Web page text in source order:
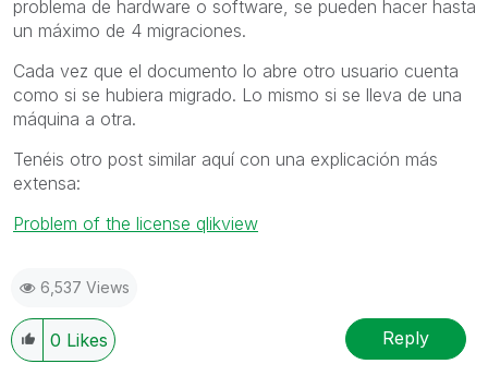
problema de hardware o software, se pueden hacer hasta
un máximo de 4 migraciones.
Cada vez que el documento lo abre otro usuario cuenta
como si se hubiera migrado. Lo mismo si se lleva de una
máquina a otra.
Tenéis otro post similar aquí con una explicación más
extensa:
Problem of the license qlikview
6,537 Views
0 Likes Reply